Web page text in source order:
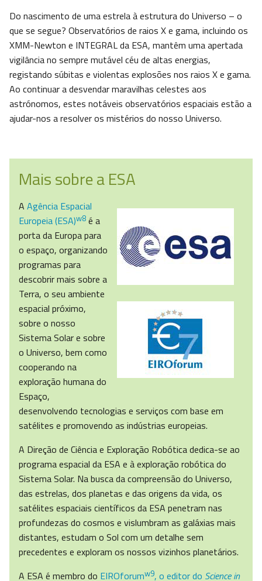
Do nascimento de uma estrela à estrutura do Universo – o
que se segue? Observatórios de raios X e gama, incluindo os
XMM-Newton e INTEGRAL da ESA, mantêm uma apertada
vigilância no sempre mutável céu de altas energias,
registando súbitas e violentas explosões nos raios X e gama.
Ao continuar a desvendar maravilhas celestes aos
astrónomos, estes notáveis observatórios espaciais estão a
ajudar-nos a resolver os mistérios do nosso Universo.
Mais sobre a ESA
A Agência Espacial
Europeia (ESA)w8 é a
porta da Europa para
o espaço, organizando
programas para
descobrir mais sobre a
Terra, o seu ambiente
espacial próximo,
sobre o nosso
Sistema Solar e sobre
o Universo, bem como
cooperando na
exploração humana do
Espaço,
desenvolvendo tecnologias e serviços com base em
satélites e promovendo as indústrias europeias.
A Direção de Ciência e Exploração Robótica dedica-se ao
programa espacial da ESA e à exploração robótica do
Sistema Solar. Na busca da compreensão do Universo,
das estrelas, dos planetas e das origens da vida, os
satélites espaciais científicos da ESA penetram nas
profundezas do cosmos e vislumbram as galáxias mais
distantes, estudam o Sol com um detalhe sem
precedentes e exploram os nossos vizinhos planetários.
A ESA é membro do EIROforumw9, o editor do Science in